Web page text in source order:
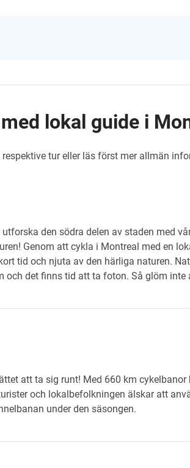
lokal guide i
tur eller läs först mer allmän
den södra delen av staden med
Genom att cykla i Montreal med en
tid och njuta av den härliga naturen.
och det finns tid att ta foton. Så glöm inte
att ta sig runt! Med 660 km
och lokalbefolkningen älskar att
under den säsongen.